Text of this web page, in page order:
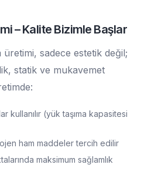
– Kalite Bizimle Başlar
üretimi, sadece estetik değil;
statik ve mukavemet
kullanılır (yük taşıma kapasitesi
ham maddeler tercih edilir
maksimum sağlamlık